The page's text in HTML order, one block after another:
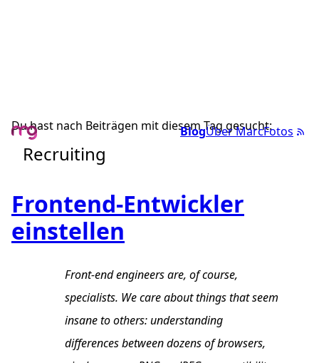
BlogÜber MarcFotos
Du hast nach Beiträgen mit diesem Tag gesucht:
Recruiting
Frontend-Entwickler
einstellen
Front-end engineers are, of course,
specialists. We care about things that seem
insane to others: understanding
differences between dozens of browsers,